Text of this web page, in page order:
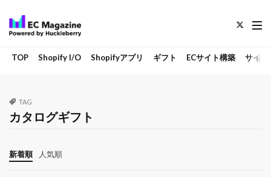
TOP Shopify I/O Shopifyアプリ ギフト ECサイト構築 サイト
TAG
カタログギフト
新着順 人気順